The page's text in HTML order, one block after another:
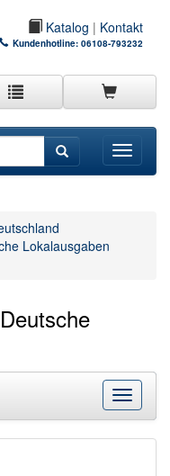
Katalog | Kontakt
Kundenhotline: 06108-793232
Toggle
Lokalausgaben